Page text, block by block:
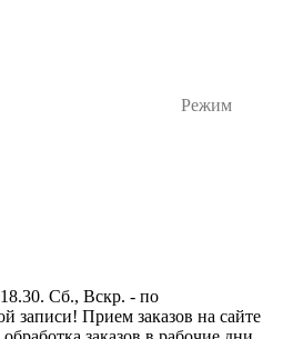
Режим
Сб., Вскр. - по
записи! Прием заказов на сайте